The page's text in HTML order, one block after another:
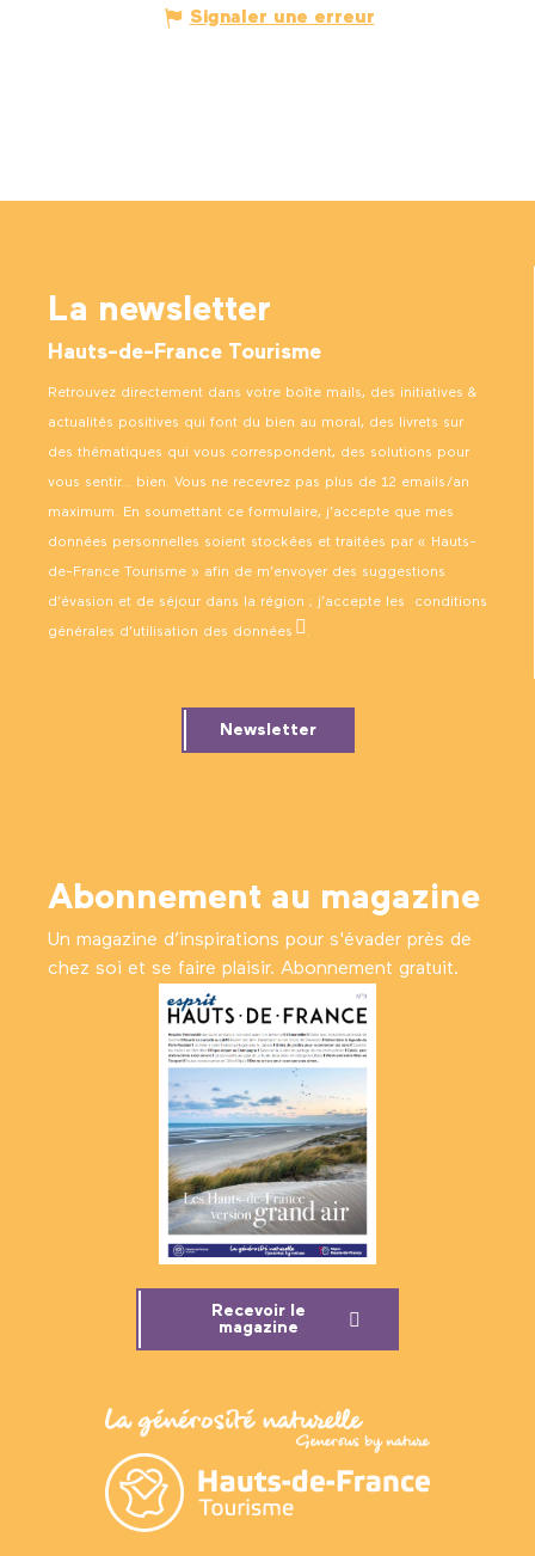
Signaler une erreur
La newsletter
Hauts-de-France Tourisme
Retrouvez directement dans votre boîte mails, des initiatives &
actualités positives qui font du bien au moral, des livrets sur
des thématiques qui vous correspondent, des solutions pour
vous sentir… bien. Vous ne recevrez pas plus de 12 emails/an
maximum. En soumettant ce formulaire, j’accepte que mes
données personnelles soient stockées et traitées par « Hauts-
de-France Tourisme » afin de m’envoyer des suggestions
d’évasion et de séjour dans la région ; j’accepte les conditions
générales d’utilisation des données .
Newsletter
Abonnement au magazine
Un magazine d’inspirations pour s'évader près de
chez soi et se faire plaisir. Abonnement gratuit.
Recevoir le
magazine